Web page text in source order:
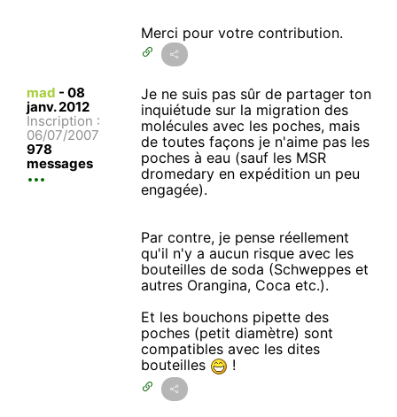
Merci pour votre contribution.
mad - 08
janv. 2012
Inscription :
06/07/2007
978
messages
Je ne suis pas sûr de partager ton
inquiétude sur la migration des
molécules avec les poches, mais
de toutes façons je n'aime pas les
poches à eau (sauf les MSR
dromedary en expédition un peu
engagée).
Par contre, je pense réellement
qu'il n'y a aucun risque avec les
bouteilles de soda (Schweppes et
autres Orangina, Coca etc.).
Et les bouchons pipette des
poches (petit diamètre) sont
compatibles avec les dites
bouteilles
!